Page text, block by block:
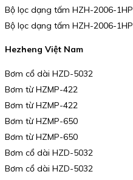
Bộ lọc dạng tấm HZH-2006-1HP
Bộ lọc dạng tấm HZH-2006-1HP
Hezheng Việt Nam
Bơm cổ dài HZD-5032
Bơm từ HZMP-422
Bơm từ HZMP-422
Bơm từ HZMP-650
Bơm từ HZMP-650
Bơm cổ dài HZD-5032
Bơm cổ dài HZD-5032